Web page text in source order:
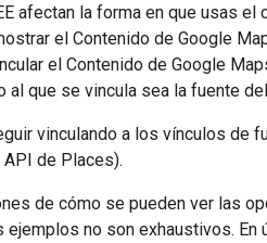
afectan la forma en que usas
el Contenido de Google
el Contenido de Google
al que se vincula sea la fuente
vinculando a los vínculos
API de Places).
de cómo se pueden ver las
ejemplos no son exhaustivos.